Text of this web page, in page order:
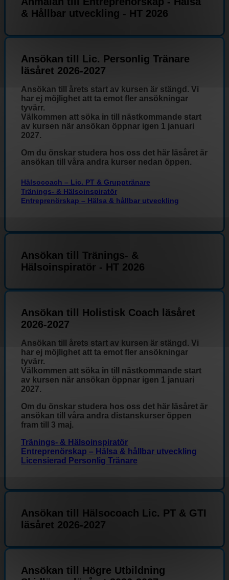
& Hållbar utveckling - HT 2026
Ansökan till Lic. Personlig Tränare
läsåret 2026-2027
Ansökan till årets start av kursen är stängd. Vi
har ej möjlighet att ta emot fler ansökningar
tyvärr.
Välkommen att söka in till nästkommande start
av kursen när ansökan öppnar igen 1 januari
2027.
Om du önskar studera hos oss det här läsåret är
ansökan till våra andra kurser nedan öppen.
Hälsocoach – Lic. PT & Grupptränare
Tränings- & Hälsoinspiratör
Entreprenörskap – Hälsa & hållbar utveckling
Ansökan till Tränings- &
Hälsoinspiratör - HT 2026
Ansökan till Holistisk Coach läsåret
2026-2027
Ansökan till årets start av kursen är stängd. Vi
har ej möjlighet att ta emot fler ansökningar
tyvärr.
Välkommen att söka in till nästkommande start
av kursen när ansökan öppnar igen 1 januari
2027.
Om du önskar studera hos oss det här läsåret är
ansökan till våra andra distanskurser öppen
fram till 3 maj.
Tränings- & Hälsoinspiratör
Entreprenörskap – Hälsa & hållbar utveckling
Licensierad Personlig Tränare
Ansökan till Hälsocoach Lic. PT & GTI
läsåret 2026-2027
Ansökan till Högre Utbildning